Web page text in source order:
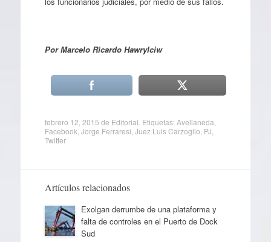
Por Marcelo Ricardo Hawrylciw
febrero 12, 2015 de Editorial . Etiquetas:Avellaneda
Facebook Jorge Ferraresi Juez Luis Carzoglio PJ
Twitter
Artículos relacionados
Exolgan derrumbe de una plataforma y
falta de controles en el Puerto de Dock
Sud